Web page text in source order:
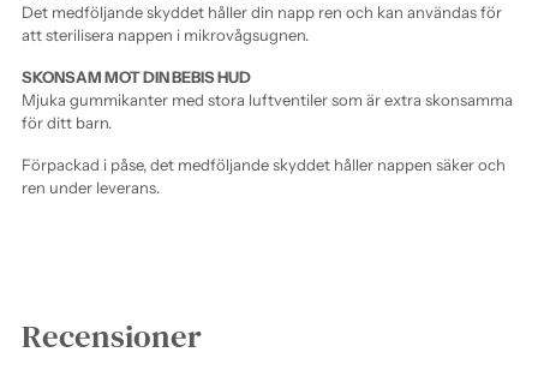
Det medföljande skyddet håller din napp ren och kan användas för
att sterilisera nappen i mikrovågsugnen.
SKONSAM MOT DIN BEBIS HUD
Mjuka gummikanter med stora luftventiler som är extra skonsamma
för ditt barn.
Förpackad i påse, det medföljande skyddet håller nappen säker och
ren under leverans.
i
varukorgen
Recensioner